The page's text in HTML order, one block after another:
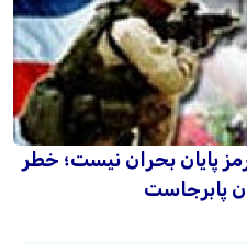
پایان بحران نیست؛ خطر
پابرجاست